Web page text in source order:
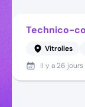
Technico-
Vitrolles
Il y a 26 jours